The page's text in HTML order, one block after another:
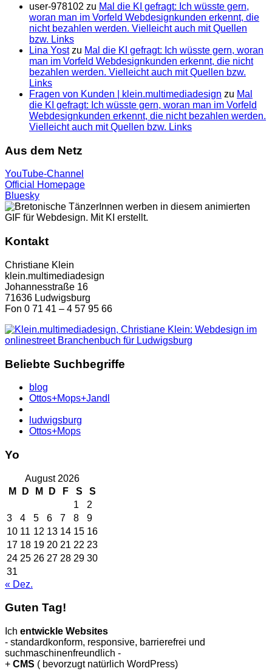
user-978102 zu Mal die KI gefragt: Ich wüsste gern,
woran man im Vorfeld Webdesignkunden erkennt, die
nicht bezahlen werden. Vielleicht auch mit Quellen
bzw. Links
Lina Yostzu Mal die KI gefragt: Ich wüsste gern, woran
man im Vorfeld Webdesignkunden erkennt, die nicht
bezahlen werden. Vielleicht auch mit Quellen bzw.
Links
Fragen von Kunden | klein.multimedia­design zu Mal
die KI gefragt: Ich wüsste gern, woran man im Vorfeld
Webdesignkunden erkennt, die nicht bezahlen werden.
Vielleicht auch mit Quellen bzw. Links
Aus dem Netz
YouTube-Channel
Official Homepage
Bluesky
Kontakt
Christiane Klein
klein.multimediadesign
Johannesstraße 16
71636 Ludwigsburg
Fon 0 71 41 – 4 57 95 66
Beliebte Suchbegriffe
blog
Ottos+Mops+Jandl
ludwigsburg
Ottos+Mops
Yo
August 2026
M
D M D F S
S
1
2
3
4 5 6 7 8
9
10 11 12 13 14 15 16
17 18 19 20 21 22 23
24 25 26 27 28 29 30
31
« Dez.
Guten Tag!
Ich entwickle Websites
- standardkonform, responsive, barrierefrei und
suchmaschinenfreundlich -
+ CMS ( bevorzugt natürlich WordPress)